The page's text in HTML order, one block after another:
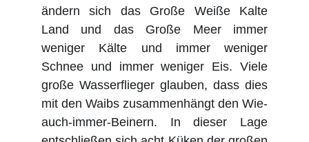
ändern sich das Große Weiße Kalte
Land und das Große Meer immer
weniger Kälte und immer weniger
Schnee und immer weniger Eis. Viele
große Wasserflieger glauben, dass dies
mit den Waibs zusammenhängt den Wie-
auch-immer-Beinern. In dieser Lage